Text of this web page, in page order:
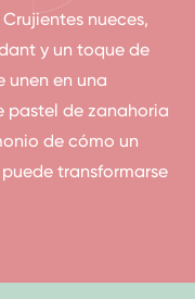
nueces,
y un toque de
unen en una
pastel de zanahoria
de cómo un
transformarse